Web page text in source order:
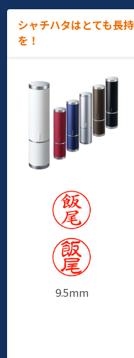
シャチハタはとても長
を！
9.5mm